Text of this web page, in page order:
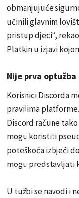
obmanjujuće
učinili glavnim
pristup djeci“,
Platkin u izjavi
Nije prva optužba
Korisnici Discorda
pravilima
Discord račune
mogu koristiti
poteškoća izbjeći
mogu predstavljati
U tužbi se navodi i